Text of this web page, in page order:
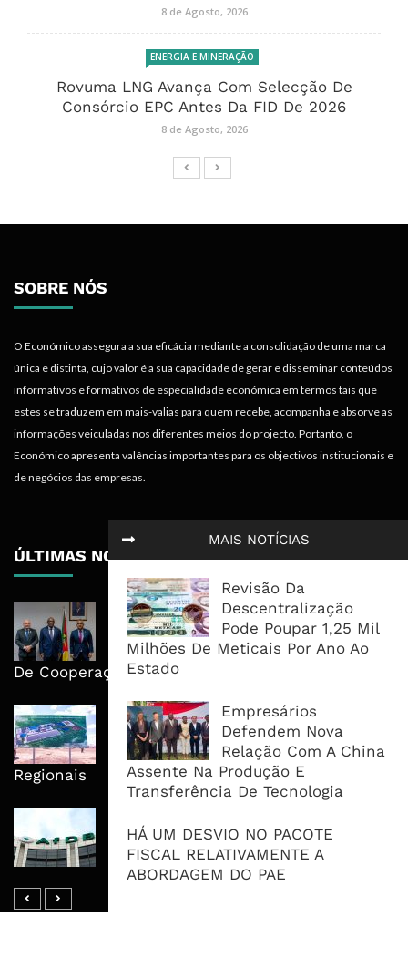
MAIS NOTÍCIAS
Revisão Da
Descentralização
Pode Poupar 1,25 Mil
Milhões De Meticais Por Ano Ao
Estado
Empresários
Defendem Nova
Relação Com A China
Assente Na Produção E
Transferência De Tecnologia
HÁ UM DESVIO NO PACOTE
FISCAL RELATIVAMENTE A
ABORDAGEM DO PAE
8 de Agosto, 2026
ENERGIA E MINERAÇÃO
Rovuma LNG Avança Com Selecção De
Consórcio EPC Antes Da FID De 2026
8 de Agosto, 2026
SOBRE NÓS
O Económico assegura a sua eficácia mediante a consolidação de uma marca
única e distinta, cujo valor é a sua capacidade de gerar e disseminar conteúdos
informativos e formativos de especialidade económica em termos tais que
estes se traduzem em mais-valias para quem recebe, acompanha e absorve as
informações veiculadas nos diferentes meios do projecto. Portanto, o
Económico apresenta valências importantes para os objectivos institucionais e
de negócios das empresas.
ÚLTIMAS NOTÍCIAS
Moçambique E ECA Colocam
Emprego, Industrialização E
Execução No Centro Da Nova Agenda
De Cooperação
Nova Capacidade Cimenteira Coloca
Moçambique No Caminho Da Auto-
Suficiência E Das Exportações
Regionais
Acelera Ligação Da Zâmbia Ao
Corredor Do Lobito